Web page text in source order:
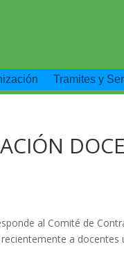
Tramites y
al Comité de
a docentes